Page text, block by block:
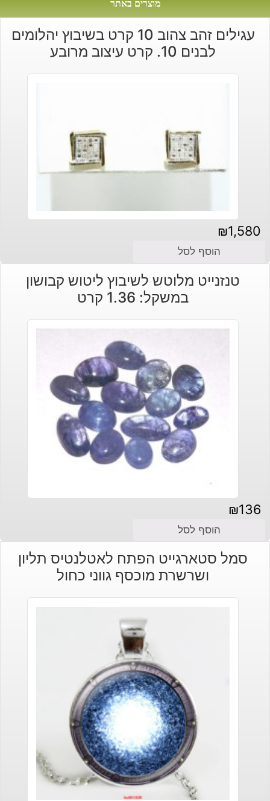
מוצרים באתר
עגילים זהב צהוב 10 קרט בשיבוץ יהלומים
לבנים 10. קרט עיצוב מרובע
₪1,580
הוסף לסל
טנזנייט מלוטש לשיבוץ ליטוש קבושון
במשקל: 1.36 קרט
₪136
הוסף לסל
סמל סטארגייט הפתח לאטלנטיס תליון
ושרשרת מוכסף גווני כחול